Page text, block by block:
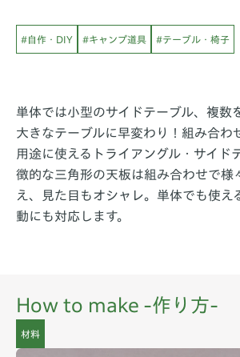
#自作・DIY #キャンプ道具 #テーブル・椅子
単体では小型のサイドテーブル、複数
大きなテーブルに早変わり！組み合わ
用途に使えるトライアングル・サイド
徴的な三角形の天板は組み合わせで様
え、見た目もオシャレ。単体でも使え
動にも対応します。
How to make -作り方-
材料